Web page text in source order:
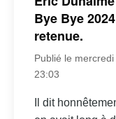
Bye Bye
retenue.
Publié le
23:03
Il dit